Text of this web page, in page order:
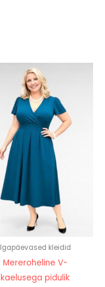
Igapäevased kleidid
Mereroheline V-
kaelusega pidulik